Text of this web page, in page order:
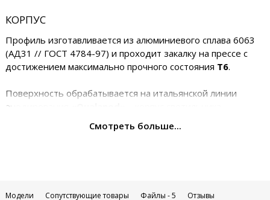
КОРПУС
Профиль изготавливается из алюминиевого сплава 6063
(АД31 // ГОСТ 4784-97) и проходит закалку на прессе с
достижением максимально прочного состояния Т6.
Поверхность обрабатывается на итальянской линии
анодирования
технологий HGC, HPC и HHC.
Смотреть больше...
Модели Сопутствующие товары Файлы - 5 Отзывы